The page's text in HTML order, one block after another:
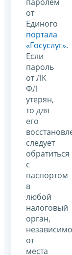
от
Единого
портала
«Госуслуг».
Если
пароль
от ЛК
ФЛ
утерян,
то для
его
следует
обратиться
с
паспортом
в
любой
налоговый
орган,
независимо
от
места